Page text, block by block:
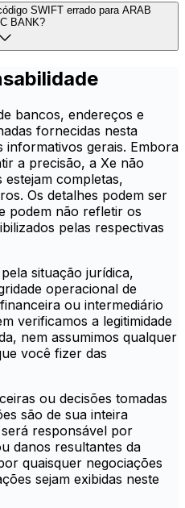
SWIFT errado para ARAB
BANK?
bancos, endereços e
fornecidas nesta
informativos gerais. Embora
a precisão, a Xe não
completas,
Os detalhes podem ser
podem não refletir os
pelas respectivas
situação jurídica,
operacional de
ou intermediário
verificamos a legitimidade
nem assumimos qualquer
você fizer das
ou decisões tomadas
são de sua inteira
responsável por
danos resultantes da
quaisquer negociações
sejam exibidas neste